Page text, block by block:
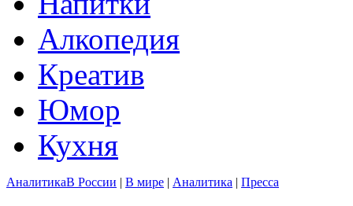
Алкопедия
Креатив
Юмор
Кухня
АналитикаВ России | В мире | Аналитика | Пресса